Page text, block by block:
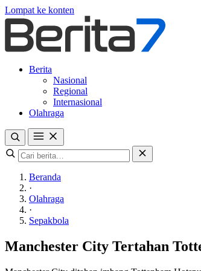
Lompat ke konten
Berita
Nasional
Regional
Internasional
Olahraga
Beranda
·
Olahraga
·
Sepakbola
Manchester City Tertahan